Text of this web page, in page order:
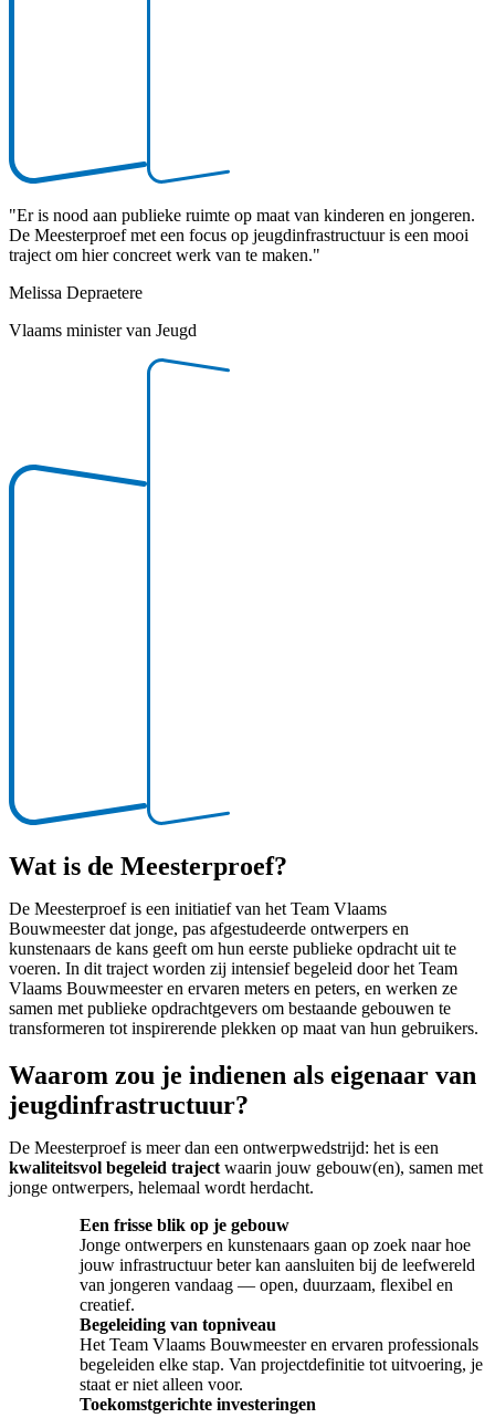
"Er is nood aan publieke ruimte op maat van kinderen en jongeren.
De Meesterproef met een focus op jeugdinfrastructuur is een mooi
traject om hier concreet werk van te maken."
Melissa Depraetere
Vlaams minister van Jeugd
Wat is de Meesterproef?
De Meesterproef is een initiatief van het Team Vlaams
Bouwmeester dat jonge, pas afgestudeerde ontwerpers en
kunstenaars de kans geeft om hun eerste publieke opdracht uit te
voeren. In dit traject worden zij intensief begeleid door het Team
Vlaams Bouwmeester en ervaren meters en peters, en werken ze
samen met publieke opdrachtgevers om bestaande gebouwen te
transformeren tot inspirerende plekken op maat van hun gebruikers.
Waarom zou je indienen als eigenaar van
jeugdinfrastructuur?
De Meesterproef is meer dan een ontwerpwedstrijd: het is een
kwaliteitsvol begeleid traject waarin jouw gebouw(en), samen met
jonge ontwerpers, helemaal wordt herdacht.
Een frisse blik op je gebouw
Jonge ontwerpers en kunstenaars gaan op zoek naar hoe
jouw infrastructuur beter kan aansluiten bij de leefwereld
van jongeren vandaag — open, duurzaam, flexibel en
creatief.
Begeleiding van topniveau
Het Team Vlaams Bouwmeester en ervaren professionals
begeleiden elke stap. Van projectdefinitie tot uitvoering, je
staat er niet alleen voor.
Toekomstgerichte investeringen